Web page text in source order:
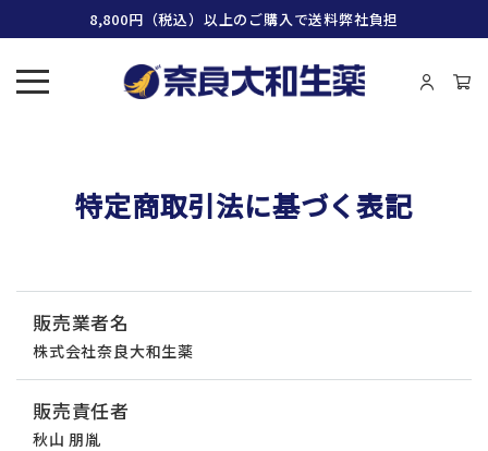
8,800円（税込）以上のご購入で送料弊社負担
特定商取引法に基づく表記
販売業者名
株式会社奈良大和生薬
販売責任者
秋山 朋胤